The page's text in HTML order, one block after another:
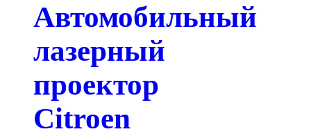
Автомобильный
лазерный
проектор
Citroen